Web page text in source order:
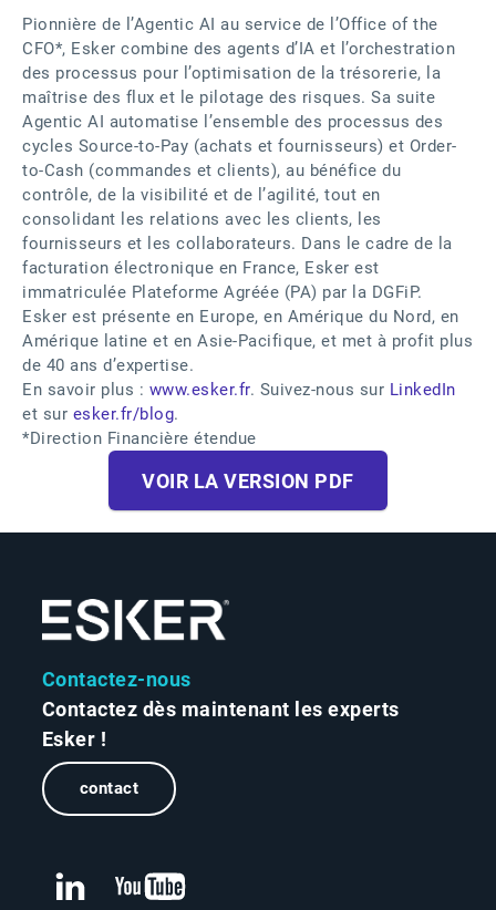
Pionnière de l’Agentic AI au service de l’Office of the
CFO*, Esker combine des agents d’IA et l’orchestration
des processus pour l’optimisation de la trésorerie, la
maîtrise des flux et le pilotage des risques. Sa suite
Agentic AI automatise l’ensemble des processus des
cycles Source-to-Pay (achats et fournisseurs) et Order-
to-Cash (commandes et clients), au bénéfice du
contrôle, de la visibilité et de l’agilité, tout en
consolidant les relations avec les clients, les
fournisseurs et les collaborateurs. Dans le cadre de la
facturation électronique en France, Esker est
immatriculée Plateforme Agréée (PA) par la DGFiP.
Esker est présente en Europe, en Amérique du Nord, en
Amérique latine et en Asie-Pacifique, et met à profit plus
de 40 ans d’expertise.
En savoir plus : www.esker.fr. Suivez-nous sur LinkedIn
et sur esker.fr/blog.
*Direction Financière étendue
VOIR LA VERSION PDF
Contactez-nous
Contactez dès maintenant les experts
Esker !
contact